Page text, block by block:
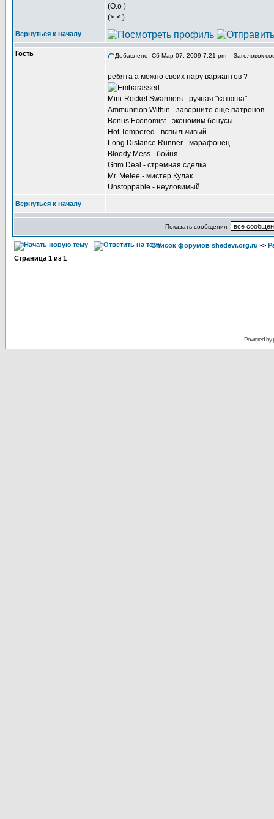
(O.o )
(> < )
Вернуться к началу
Гость Добавлено: Сб Мар 07, 2009 7:21 pm Заголовок
ребята а можно своих пару вариантов ?
Mini-Rocket Swarmers - ручная "катюша"
Ammunition Within - заверните еще патронов
Bonus Economist - экономим бонусы
Hot Tempered - вспыльчивый
Long Distance Runner - марафонец
Bloody Mess - бойня
Grim Deal - стремная сделка
Mr. Melee - мистер Кулак
Unstoppable - неуловимый
Вернуться к началу
Показать сообщения:
Список форумов shedevr.org.ru ->
Страница 1 из 1
Powered by